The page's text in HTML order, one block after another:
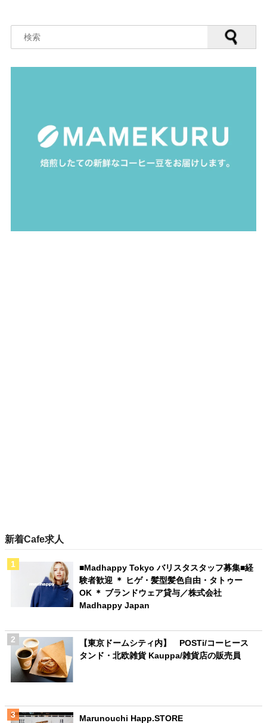
新着Cafe求人
■Madhappy Tokyo バリスタスタッフ募集■経
験者歓迎 ＊ ヒゲ・髪型髪色自由・タトゥー
OK ＊ ブランドウェア貸与／株式会社
Madhappy Japan
【東京ドームシティ内】 POSTi/コーヒース
タンド・北欧雑貨 Kauppa/雑貨店の販売員
Marunouchi Happ.STORE